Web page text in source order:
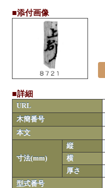
■添付画像
■詳細
URL
木簡番号
本文
寸法(mm)
縦
横
厚さ
型式番号